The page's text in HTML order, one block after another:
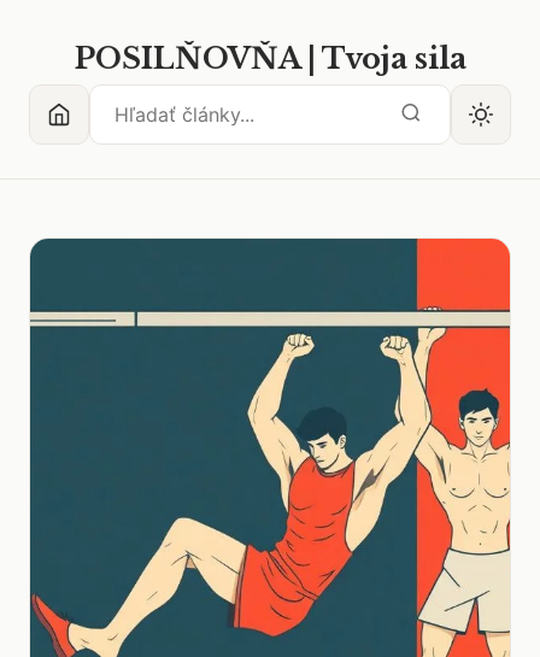
POSILŇOVŇA | Tvoja sila